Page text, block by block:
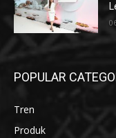
POPULAR
Tren
Produk